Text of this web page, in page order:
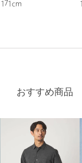
対象商品
対象商品
171cm
おすすめ商品